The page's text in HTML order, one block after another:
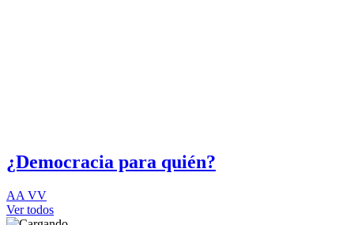
¿Democracia para quién?
AA VV
Ver todos